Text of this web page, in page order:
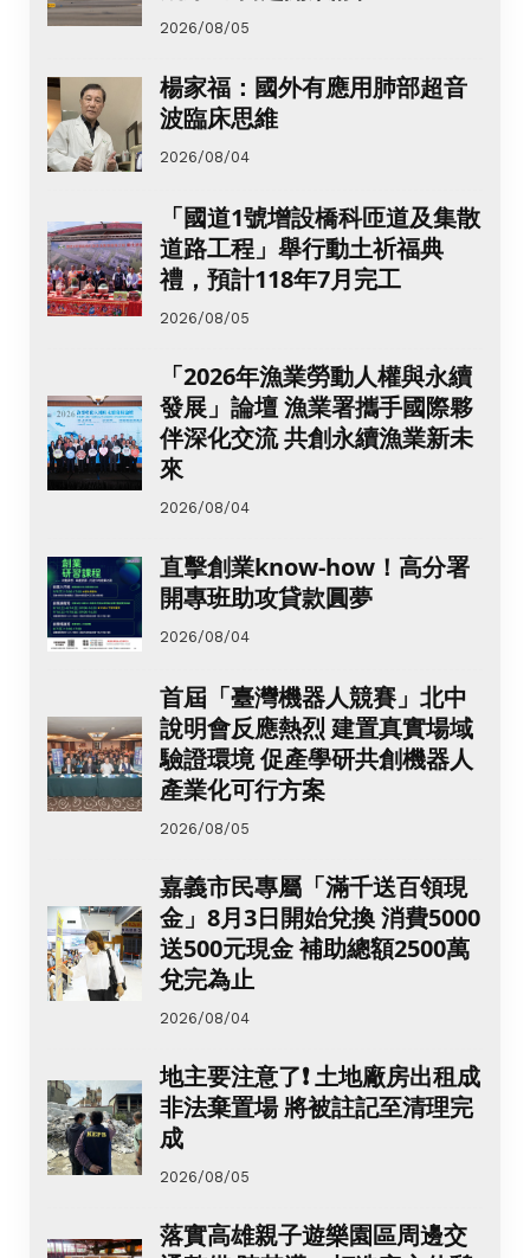
2026/08/05
楊家福：國外有應用肺部超音
波臨床思維
2026/08/04
「國道1號增設橋科匝道及集散
道路工程」舉行動土祈福典
禮，預計118年7月完工
2026/08/05
「2026年漁業勞動人權與永續
發展」論壇 漁業署攜手國際夥
伴深化交流 共創永續漁業新未
來
2026/08/04
直擊創業know-how！高分署
開專班助攻貸款圓夢
2026/08/04
首屆「臺灣機器人競賽」北中
說明會反應熱烈 建置真實場域
驗證環境 促產學研共創機器人
產業化可行方案
2026/08/05
嘉義市民專屬「滿千送百領現
金」8月3日開始兌換 消費5000
送500元現金 補助總額2500萬
兌完為止
2026/08/04
地主要注意了❗ 土地廠房出租成
非法棄置場 將被註記至清理完
成
2026/08/05
落實高雄親子遊樂園區周邊交